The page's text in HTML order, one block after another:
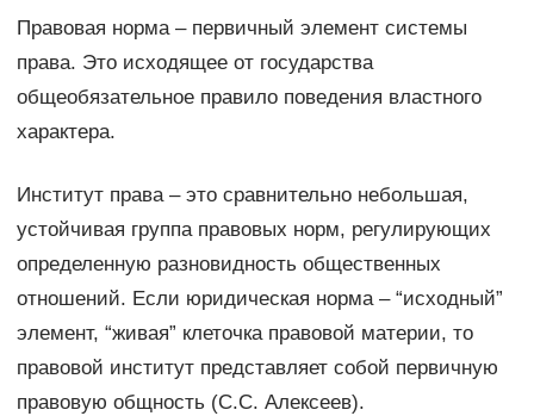
Правовая норма – первичный элемент системы
права. Это исходящее от государства
общеобязательное правило поведения властного
характера.
Институт права – это сравнительно небольшая,
устойчивая группа правовых норм, регулирующих
определенную разновидность общественных
отношений. Если юридическая норма – “исходный”
элемент, “живая” клеточка правовой материи, то
правовой институт представляет собой первичную
правовую общность (С.С. Алексеев).